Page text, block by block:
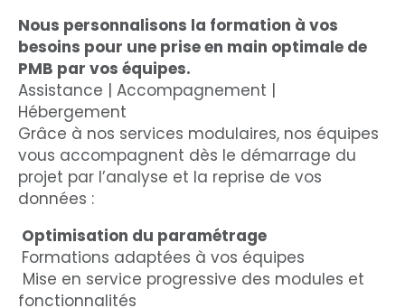
Nous personnalisons la formation à vos
besoins pour une prise en main optimale de
PMB par vos équipes.
Assistance | Accompagnement |
Hébergement
Grâce à nos services modulaires, nos équipes
vous accompagnent dès le démarrage du
projet par l’analyse et la reprise de vos
données :
Optimisation du paramétrage
Formations adaptées à vos équipes
Mise en service progressive des modules et
fonctionnalités